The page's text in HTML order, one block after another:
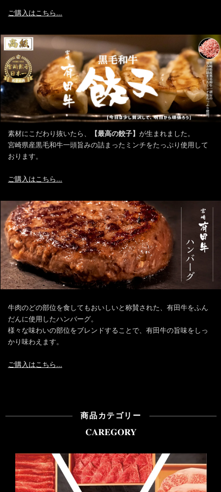
ご購入はこちら...
素材にこだわり抜いたら、 【最高の餃子】が生まれました。
宮崎県産黒毛和牛一頭旨みの詰まったミンチをたっぷり使用して
おります。
ご購入はこちら...
牛肉のどの部位を食してもおいしいと称賛された、有田牛をふん
だんに使用したハンバーグ。
様々な味わいの部位をブレンドすることで、有田牛の旨味をしっ
かり味わえます。
ご購入はこちら...
商品カテゴリー
CAREGORY